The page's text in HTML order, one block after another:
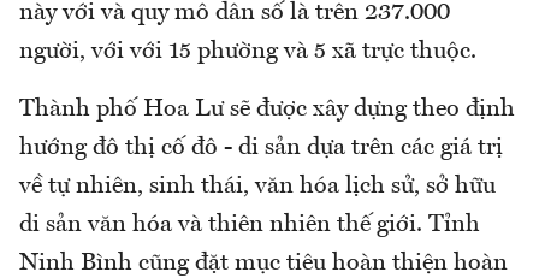
này với và quy mô dân số là trên 237.000
người, với với 15 phường và 5 xã trực thuộc.
Thành phố Hoa Lư sẽ được xây dựng theo định
hướng đô thị cố đô - di sản dựa trên các giá trị
về tự nhiên, sinh thái, văn hóa lịch sử, sở hữu
di sản văn hóa và thiên nhiên thế giới. Tỉnh
Ninh Bình cũng đặt mục tiêu hoàn thiện hoàn